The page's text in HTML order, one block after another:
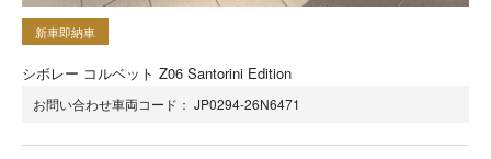
新車即納車
シボレー コルベット Z06 Santorini Edition
お問い合わせ車両コード： JP0294-26N6471